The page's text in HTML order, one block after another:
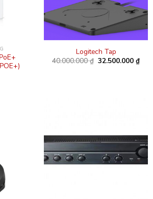
Logitech Tap
40.000.000₫ Giá
32.500.000₫Giá